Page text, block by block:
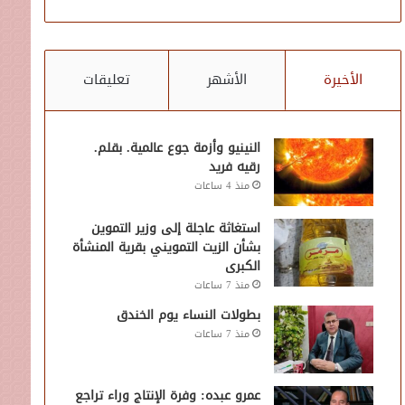
الأخيرة الأشهر تعليقات
النينيو وأزمة جوع عالمية. بقلم.
رقيه فريد
منذ 4 ساعات
استغاثة عاجلة إلى وزير التموين
بشأن الزيت التمويني بقرية المنشأة
الكبرى
منذ 7 ساعات
بطولات النساء يوم الخندق
منذ 7 ساعات
عمرو عبده: وفرة الإنتاج وراء تراجع